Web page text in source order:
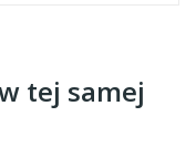
tej samej